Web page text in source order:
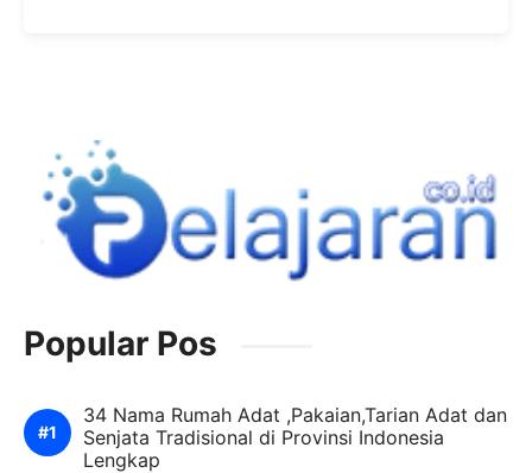
Popular Pos
34 Nama Rumah Adat ,Pakaian,Tarian Adat dan
Senjata Tradisional di Provinsi Indonesia
Lengkap